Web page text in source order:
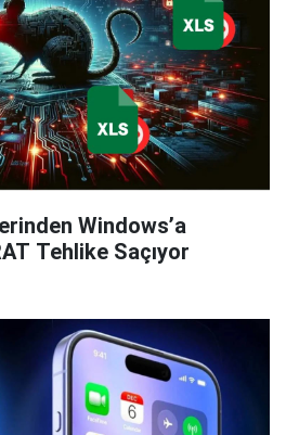
Windows’a
Tehlike Saçıyor